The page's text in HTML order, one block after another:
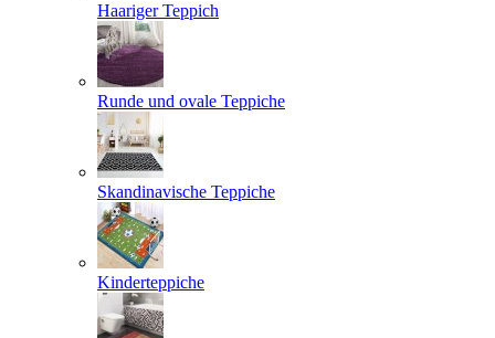
Haariger Teppich
Runde und ovale Teppiche
Skandinavische Teppiche
Kinderteppiche